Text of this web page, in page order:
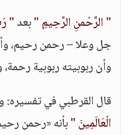
" الرَّحْمنِ الرَّحِيمِ "بعد"
جل وعلا – رحمن رحيم،
وأن ربوبيته ربوبية
قال القرطبي في
الْعَالَمِينَ "بأنه «رحمن